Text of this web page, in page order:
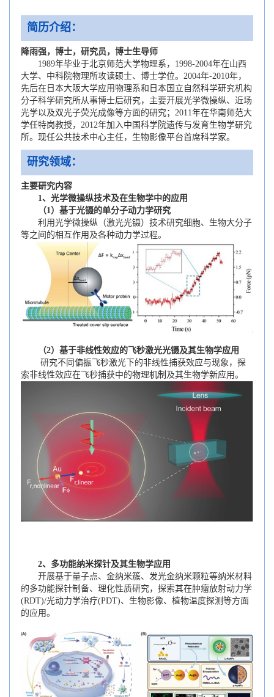
简历介绍：
降雨强，博士，研究员，博士生导师
1989年毕业于北京师范大学物理系，1998-2004年在山西
大学、中科院物理所攻读硕士、博士学位。2004年-2010年，
先后在日本大阪大学应用物理系和日本国立自然科学研究机构
分子科学研究所从事博士后研究，主要开展光学微操纵、近场
光学以及双光子荧光成像等方面的研究；2011年在华南师范大
学任特岗教授，2012年加入中国科学院遗传与发育生物学研究
所。现任公共技术中心主任，生物影像平台首席科学家。
研究领域：
主要研究内容
1、光学微操纵技术及在生物学中的应用
（1）基于光镊的单分子动力学研究
利用光学微操纵（激光光镊）技术研究细胞、生物大分子
等之间的相互作用及各种动力学过程。
（2）基于非线性效应的飞秒激光光镊及其生物学应用
研究不同偏振飞秒激光下的非线性捕获效应与现象，探
索非线性效应在飞秒捕获中的物理机制及其生物学新应用。
2、多功能纳米探针及其生物学应用
开展基于量子点、金纳米簇、发光金纳米颗粒等纳米材料
的多功能探针制备、理化性质研究，探索其在肿瘤放射动力学
(RDT)/光动力学治疗(PDT)、生物影像、植物温度探测等方面
的应用。